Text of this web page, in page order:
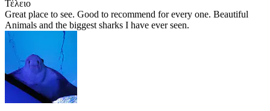
Τέλειο
Great place to see. Good to recommend for every one. Beautiful
Animals and the biggest sharks I have ever seen.